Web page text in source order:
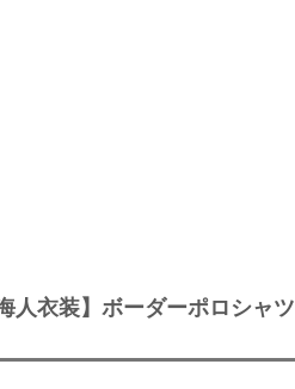
人衣装】ボーダーポロシャツ